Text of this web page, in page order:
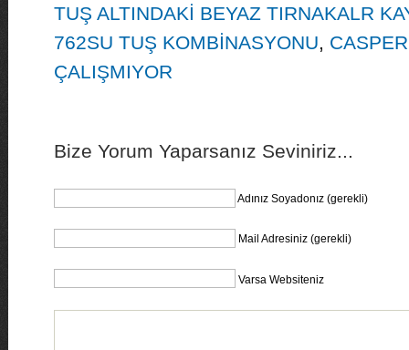
TUŞ ALTINDAKİ BEYAZ TIRNAKALR
762SU TUŞ KOMBİNASYONU,
ÇALIŞMIYOR
Bize Yorum Yaparsanız Seviniriz...
Adınız Soyadonız (gerekli)
Mail Adresiniz (gerekli)
Varsa Websiteniz